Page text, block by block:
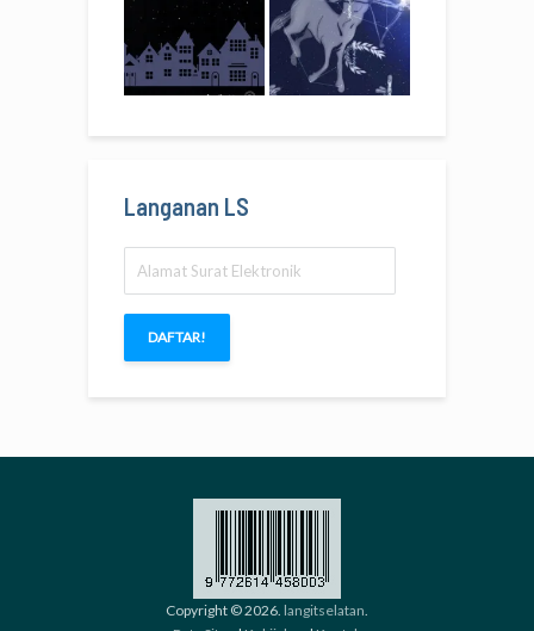
Langanan LS
Surat
Elektronik
DAFTAR!
Copyright © 2026. langitselatan.